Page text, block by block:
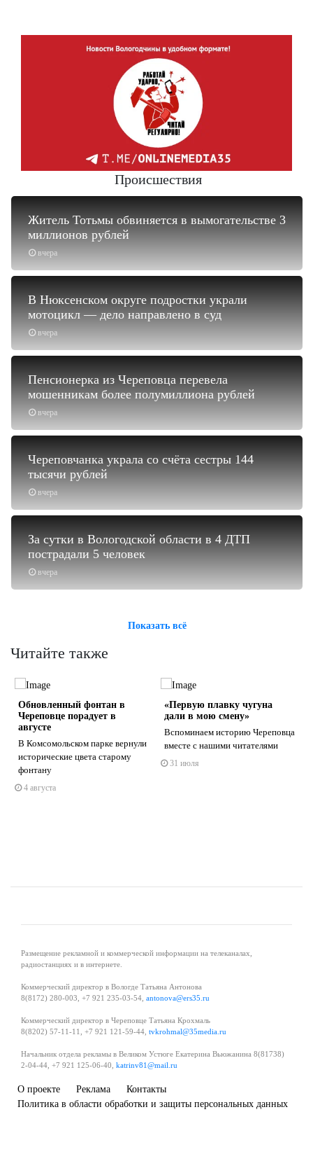
Происшествия
вчера
Житель Тотьмы обвиняется в вымогательстве 3
миллионов рублей
вчера
В Нюксенском округе подростки украли
мотоцикл — дело направлено в суд
вчера
Пенсионерка из Череповца перевела
мошенникам более полумиллиона рублей
вчера
Череповчанка украла со счёта сестры 144
тысячи рублей
вчера
За сутки в Вологодской области в 4 ДТП
пострадали 5 человек
Показать всё
Читайте также
Обновленный фонтан в
Череповце порадует в
августе
В Комсомольском парке вернули
исторические цвета старому
фонтану
4 августа
«Первую плавку чугуна
дали в мою смену»
Вспоминаем историю Череповца
вместе с нашими читателями
31 июля
Размещение рекламной и коммерческой информации на телеканалах,
радиостанциях и в интернете.
Коммерческий директор в Вологде Татьяна Антонова
8(8172) 280-003, +7 921 235-03-54, antonova@ers35.ru
Коммерческий директор в Череповце Татьяна Крохмаль
8(8202) 57-11-11, +7 921 121-59-44, tvkrohmal@35media.ru
Начальник отдела рекламы в Великом Устюге Екатерина Вьюжанина 8(81738)
2-04-44, +7 921 125-06-40, katrinv81@mail.ru
О проекте Реклама
Контакты
Политика в области обработки и защиты персональных данных